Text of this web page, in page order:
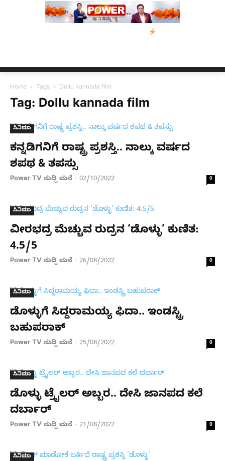
ಬೀರೇನ್ ಸಿಂಗ್ ಅವರ
Home Tags Dollu kannada film
Tag: Dollu kannada film
ಸಿನಿಮಾ
ಕನ್ನಡಿಗನಿಗೆ ರಾಷ್ಟ್ರ ಪ್ರಶಸ್ತಿ​.. ನಾಲ್ಕು ವರ್ಷದ
ಶಪಥ & ತಪಸ್ಸು
Power TV ಸುದ್ದಿ ಮನೆ - 02/10/2022 0
ಸಿನಿಮಾ
ವೀರಭದ್ರ ಮೆಚ್ಚುವ ರುದ್ರನ ‘ಡೊಳ್ಳು’ ಕುಣಿತ:
4.5/5
Power TV ಸುದ್ದಿ ಮನೆ - 26/08/2022 0
ಸಿನಿಮಾ
ಡೊಳ್ಳುಗೆ ಸಿದ್ದರಾಮಯ್ಯ ಫಿದಾ.. ಇಂಡಸ್ಟ್ರಿ
ಬಹುಪರಾಕ್
Power TV ಸುದ್ದಿ ಮನೆ - 25/08/2022 0
ಸಿನಿಮಾ
ಡೊಳ್ಳು ಟ್ರೈಲರ್ ಅಬ್ಬರ.. ದೇಸಿ ಜಾನಪದ ಕಲೆ
ದರ್ಬಾರ್
Power TV ಸುದ್ದಿ ಮನೆ - 21/08/2022 0
ಸಿನಿಮಾ